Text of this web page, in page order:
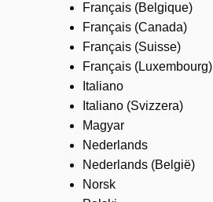
Français (Belgique)
Français (Canada)
Français (Suisse)
Français (Luxembourg)
Italiano
Italiano (Svizzera)
Magyar
Nederlands
Nederlands (België)
Norsk